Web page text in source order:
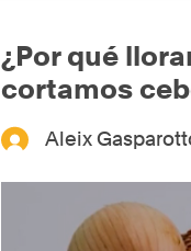
¿Por qué
cortamos
Aleix